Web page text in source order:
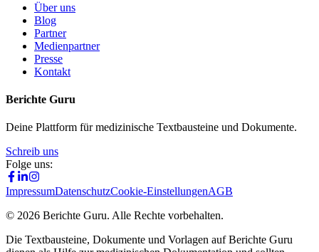
Über uns
Blog
Partner
Medienpartner
Presse
Kontakt
Berichte Guru
Deine Plattform für medizinische Textbausteine und Dokumente.
Schreib uns
Folge uns:
ImpressumDatenschutzCookie-EinstellungenAGB
© 2026 Berichte Guru. Alle Rechte vorbehalten.
Die Textbausteine, Dokumente und Vorlagen auf Berichte Guru